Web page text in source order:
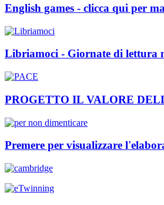
English games - clicca qui per
Libriamoci - Giornate di lettura
PROGETTO IL VALORE
Premere per visualizzare